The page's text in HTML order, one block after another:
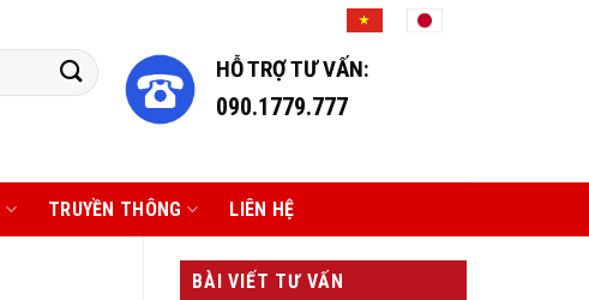
HỖ TRỢ TƯ VẤN:
090.1779.777
TRUYỀN THÔNG LIÊN HỆ
BÀI VIẾT TƯ VẤN